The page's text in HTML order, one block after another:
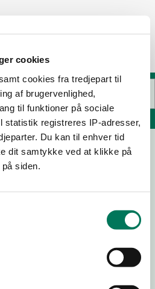
cookies
cookies fra tredjepart til
af brugervenlighed,
til funktioner på sociale
statistik registreres IP-adresser,
Du kan til enhver tid
dit samtykke ved at klikke på
siden.
by, firmanavn